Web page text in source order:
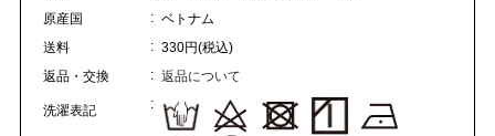
■コーディネート
ジャケットやブルゾンなどオン/オフ問わずに幅広いスタイルで活躍するベーシックデザイ
ンです。
原産国
ベトナム
送料
330円(税込)
返品・交換
返品について
洗濯表記